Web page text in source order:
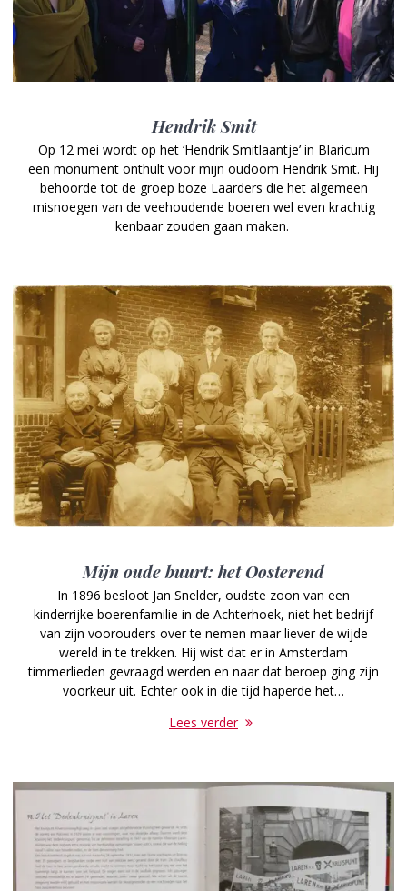
Hendrik Smit
Op 12 mei wordt op het ‘Hendrik Smitlaantje’ in Blaricum
een monument onthult voor mijn oudoom Hendrik Smit. Hij
behoorde tot de groep boze Laarders die het algemeen
misnoegen van de veehoudende boeren wel even krachtig
kenbaar zouden gaan maken.
Mijn oude buurt: het Oosterend
In 1896 besloot Jan Snelder, oudste zoon van een
kinderrijke boerenfamilie in de Achterhoek, niet het bedrijf
van zijn voorouders over te nemen maar liever de wijde
wereld in te trekken. Hij wist dat er in Amsterdam
timmerlieden gevraagd werden en naar dat beroep ging zijn
voorkeur uit. Echter ook in die tijd haperde het…
Lees verder